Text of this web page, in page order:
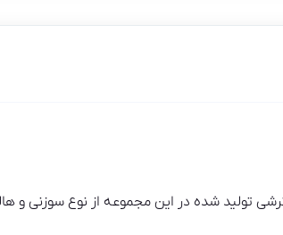
تولید شده در این مجموعه از نوع سوزنی و